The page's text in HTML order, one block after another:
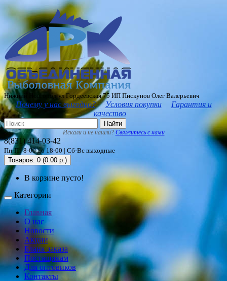
Нижний Новгород ул Гордеевская 75 ИП Пискунов Олег Валерьевич
Почему у нас выгодно? Условия покупки
Гарантия и
качество
Найти
Искали и не нашли? Свяжитесь с нами
8(831) 414-03-42
Пн-Пт 8-00 до 18-00 | Сб-Вс выходные
Товаров: 0 (0.00 р.)
В корзине пусто!
Категории
Главная
О нас
Новости
Акции
Бланк заказа
Постащикам
Для оптовиков
Контакты